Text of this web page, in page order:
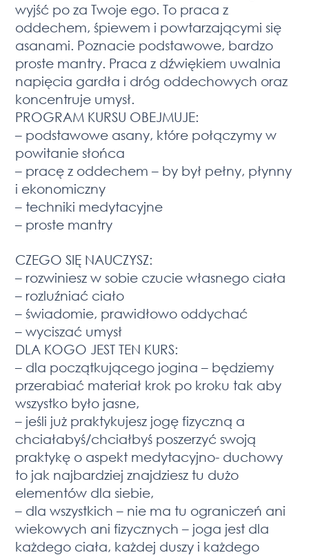
wyjść po za Twoje ego. To praca z
oddechem, śpiewem i powtarzającymi się
asanami. Poznacie podstawowe, bardzo
proste mantry. Praca z dźwiękiem uwalnia
napięcia gardła i dróg oddechowych oraz
koncentruje umysł.
PROGRAM KURSU OBEJMUJE:
– podstawowe asany, które połączymy w
powitanie słońca
– pracę z oddechem – by był pełny, płynny
i ekonomiczny
– techniki medytacyjne
– proste mantry
CZEGO SIĘ NAUCZYSZ:
– rozwiniesz w sobie czucie własnego ciała
– rozluźniać ciało
– świadomie, prawidłowo oddychać
– wyciszać umysł
DLA KOGO JEST TEN KURS:
– dla początkującego jogina – będziemy
przerabiać materiał krok po kroku tak aby
wszystko było jasne,
– jeśli już praktykujesz jogę fizyczną a
chciałabyś/chciałbyś poszerzyć swoją
praktykę o aspekt medytacyjno- duchowy
to jak najbardziej znajdziesz tu dużo
elementów dla siebie,
– dla wszystkich – nie ma tu ograniczeń ani
wiekowych ani fizycznych – joga jest dla
każdego ciała, każdej duszy i każdego